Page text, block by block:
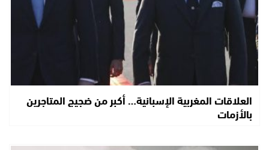
العلاقات المغربية الإسبانية… أكبر من ضجيج المتاجرين
بالأزمات